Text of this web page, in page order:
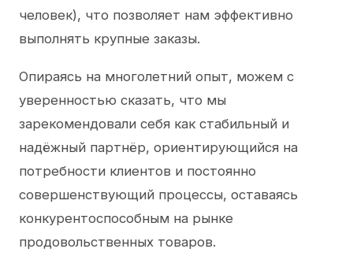
человек), что позволяет нам эффективно
выполнять крупные заказы.
Опираясь на многолетний опыт, можем с
уверенностью сказать, что мы
зарекомендовали себя как стабильный и
надёжный партнёр, ориентирующийся на
потребности клиентов и постоянно
совершенствующий процессы, оставаясь
конкурентоспособным на рынке
продовольственных товаров.